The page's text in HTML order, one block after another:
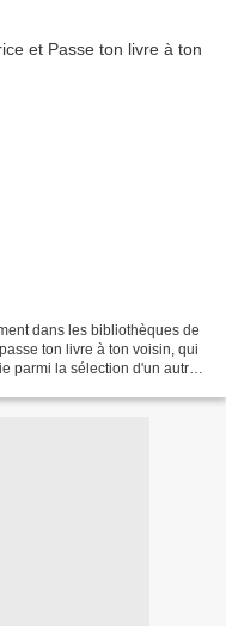
dans les bibliothèques de
ton livre à ton voisin, qui
parmi la sélection d'un autre